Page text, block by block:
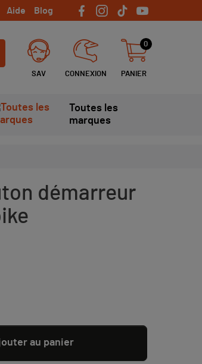
Aide Blog
SAV CONNEXION PANIER
0
Toutes les
marques
démarreur
au panier